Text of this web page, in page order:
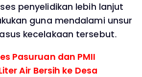
penyelidikan lebih lanjut
guna mendalami unsur
kecelakaan tersebut.
Pasuruan dan PMII
Air Bersih ke Desa